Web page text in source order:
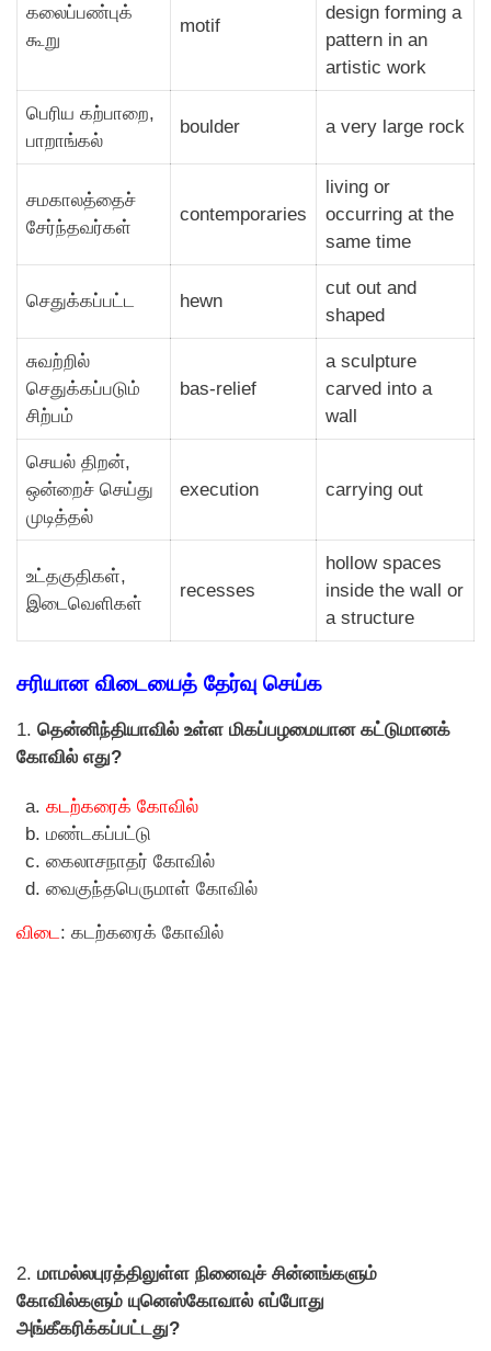
கலைப்பண்புக்
கூறு
motif
design forming a
pattern in an
artistic work
பெரிய கற்பாறை,
பாறாங்கல்
boulder a very large rock
சமகாலத்தைச்
சேர்ந்தவர்கள்
contemporaries
living or
occurring at the
same time
செதுக்கப்பட்ட hewn
cut out and
shaped
சுவற்றில்
செதுக்கப்படும்
சிற்பம்
bas-relief
a sculpture
carved into a
wall
செயல் திறன்,
ஒன்றைச் செய்து
முடித்தல்
execution carrying out
உட்தகுதிகள்,
இடைவெளிகள்
recesses
hollow spaces
inside the wall or
a structure
சரியான விடையைத் தேர்வு செய்க
1. தென்னிந்தியாவில் உள்ள மிகப்பழமையான கட்டுமானக்
கோவில் எது?
கடற்கரைக் கோவில்
மண்டகப்பட்டு
கைலாசநாதர் கோவில்
வைகுந்தபெருமாள் கோவில்
விடை: கடற்கரைக் கோவில்
2. மாமல்லபுரத்திலுள்ள நினைவுச் சின்னங்களும்
கோவில்களும் யுனெஸ்கோவால் எப்போது
அங்கீகரிக்கப்பட்டது?